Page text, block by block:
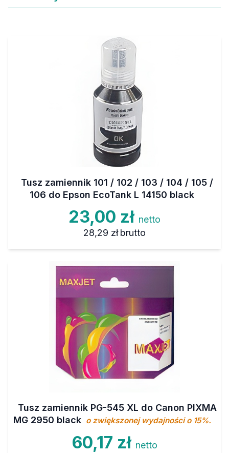
Tusz zamiennik 101 / 102 / 103 / 104 / 105 /
106 do Epson EcoTank L 14150 black
23,00 zł netto
28,29 zł brutto
Tusz zamiennik PG-545 XL do Canon PIXMA
MG 2950 black o zwiększonej wydajności o 15%.
60,17 zł netto